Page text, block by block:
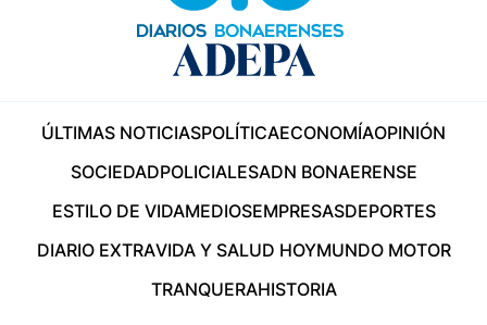
ÚLTIMAS NOTICIASPOLÍTICAECONOMÍAOPINIÓN
SOCIEDADPOLICIALESADN BONAERENSE
ESTILO DE VIDAMEDIOSEMPRESASDEPORTES
DIARIO EXTRAVIDA Y SALUD HOYMUNDO MOTOR
TRANQUERAHISTORIA